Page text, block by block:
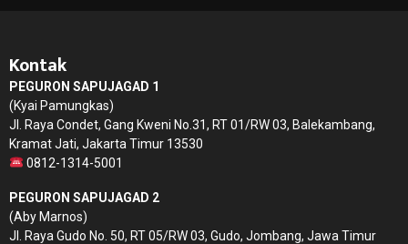
Kontak
PEGURON SAPUJAGAD 1
(Kyai Pamungkas)
Jl. Raya Condet, Gang Kweni No.31, RT 01/RW 03, Balekambang,
Kramat Jati, Jakarta Timur 13530
0812-1314-5001
PEGURON SAPUJAGAD 2
(Aby Marnos)
Jl. Raya Gudo No. 50, RT 05/RW 03, Gudo, Jombang, Jawa Timur